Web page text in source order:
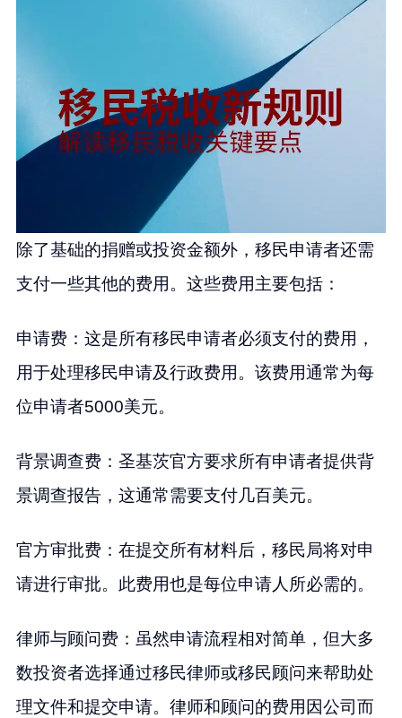
除了基础的捐赠或投资金额外，移民申请者还需
支付一些其他的费用。这些费用主要包括：
申请费：这是所有移民申请者必须支付的费用，
用于处理移民申请及行政费用。该费用通常为每
位申请者5000美元。
背景调查费：圣基茨官方要求所有申请者提供背
景调查报告，这通常需要支付几百美元。
官方审批费：在提交所有材料后，移民局将对申
请进行审批。此费用也是每位申请人所必需的。
律师与顾问费：虽然申请流程相对简单，但大多
数投资者选择通过移民律师或移民顾问来帮助处
理文件和提交申请。律师和顾问的费用因公司而